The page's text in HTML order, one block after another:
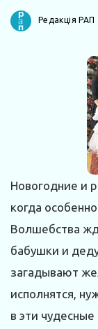
Редакція РАП
Новогодние и
когда
Волшебства
бабушки и
загадывают
исполнятся,
в эти